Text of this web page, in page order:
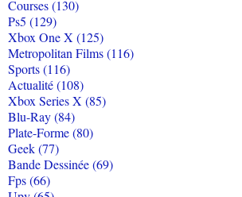
Courses (130)
Ps5 (129)
Xbox One X (125)
Metropolitan Films (116)
Sports (116)
Actualité (108)
Xbox Series X (85)
Blu-Ray (84)
Plate-Forme (80)
Geek (77)
Bande Dessinée (69)
Fps (66)